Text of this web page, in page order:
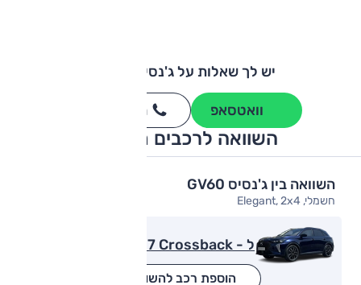
יש לך שאלות על ג'נסיס GV60?
וואטסאפ חייגו
השוואה לרכבים מתחרים
השוואה בין ג'נסיס GV60
חשמלי, Elegant, 2x4
ל - DS DS7 Crossback
הוספת רכב להשוואה